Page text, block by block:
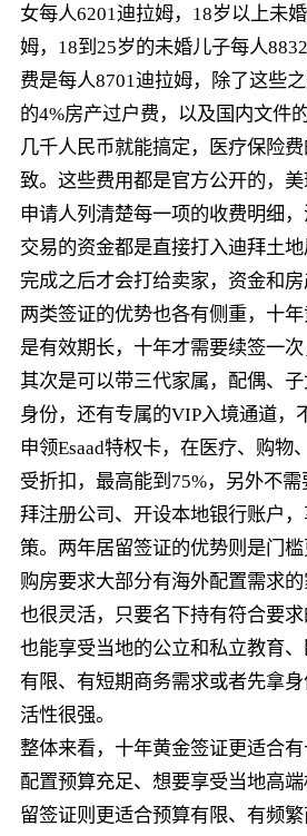
女每人6201迪拉姆，18岁以上未
姆，18到25岁的未婚儿子每人
费是每人8701迪拉姆，除了这些
的4%房产过户费，以及国内文件
几千人民币就能搞定，医疗保险
致。这些费用都是官方公开的，
申请人列清楚每一项的收费明细
交易的资金都是直接打入迪拜土
完成之后才会打给卖家，资金和房
两类签证的优势也各有侧重，十
是有效期长，十年才需要续签一次
其次是可以带三代家属，配偶、
身份，还有专属的VIP入境通道，
申领Esaad特权卡，在医疗、购物
受折扣，最高能到75%，另外不
拜注册公司、开设本地银行账户
策。两年居留签证的优势则是门
购房要求大部分有海外配置需求
也很灵活，只要名下持有符合要求
也能享受当地的公立和私立教育
有限、有短期商务需求或者先拿
活性很强。
整体来看，十年黄金签证更适合
配置预算充足、想要享受当地高
留签证则更适合预算有限、有频